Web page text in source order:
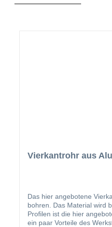
Vierkantrohr aus
Das hier angebotene
bohren. Das Material wird beispielsweise in den folgenden
Profilen ist die hier
ein paar Vorteile des Werkstoffes Aluminium: einfach zu bearbeiten kann bauseits beschichtet werden glatte